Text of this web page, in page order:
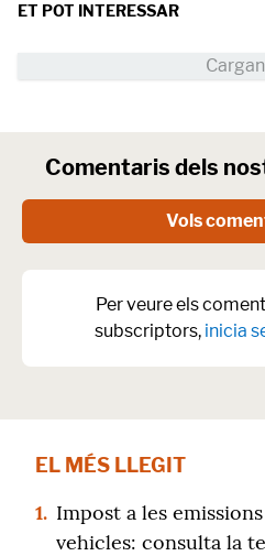
ET POT INTERESSAR
Comentaris dels
Vols
Per veure els
subscriptors, inicia
EL MÉS LLEGIT
1. Impost a les
vehicles: consulta la